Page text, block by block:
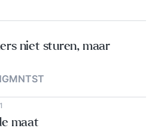
niet sturen, maar
maat